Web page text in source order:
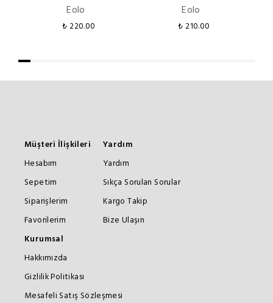
Eolo
₺ 220.00
Eolo
₺ 210.00
Müşteri İlişkileri
Hesabım
Sepetim
Siparişlerim
Favorilerim
Yardım
Yardım
Sıkça Sorulan Sorular
Kargo Takip
Bize Ulaşın
Kurumsal
Hakkımızda
Gizlilik Politikası
Mesafeli Satış Sözleşmesi